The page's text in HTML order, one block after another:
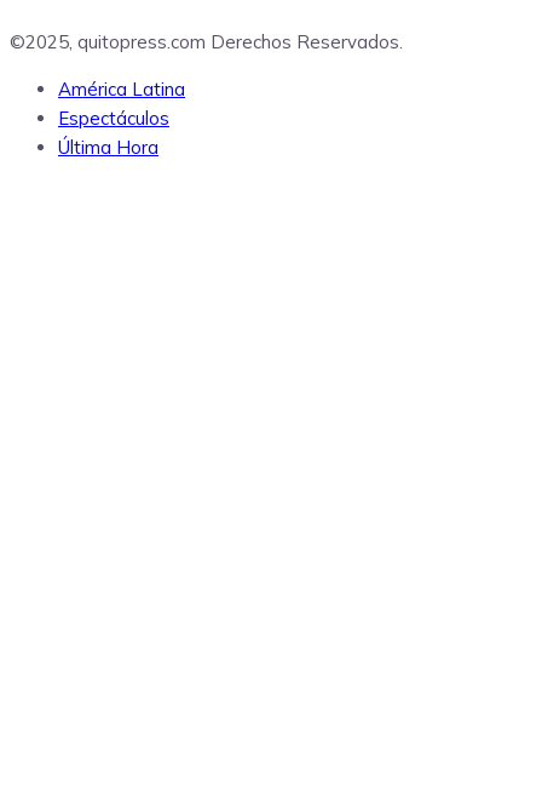
©2025, quitopress.com Derechos Reservados.
América Latina
Espectáculos
Última Hora